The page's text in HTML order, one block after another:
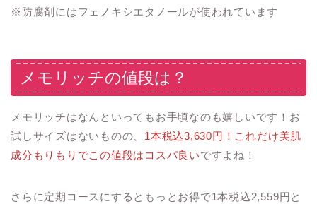
※防腐剤にはフェノキシエタノールが使われています
メモリッチの値段は？
メモリッチはなんといってもお手頃なのも嬉しいです！お
試しサイズはないものの、 1本税込3,630円！これだけ美肌
成分もりもりでこの値段はコスパ良いですよね！
さらに定期コースにするともっとお得で1本税込2,559円と